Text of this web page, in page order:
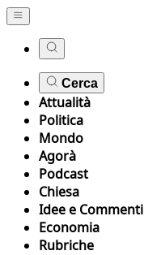
Cerca
Attualità
Politica
Mondo
Agorà
Podcast
Chiesa
Idee e Commenti
Economia
Rubriche